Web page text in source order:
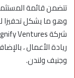
تتضمن قائمة
وهو ما يشكل تحفيزا
ريادة الأعمال ،
وجنيف ولندن.